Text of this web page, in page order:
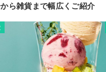
ら雑貨まで幅広くご紹介